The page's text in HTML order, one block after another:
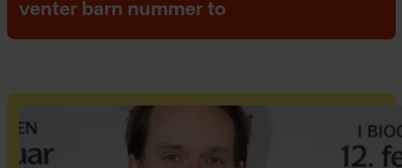
venter barn nummer to